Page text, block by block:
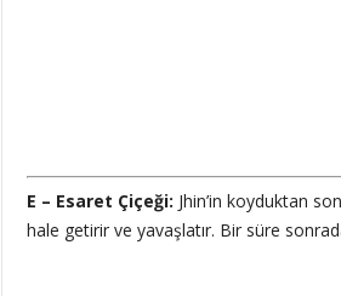
E – Esaret Çiçeği: Jhin’in koyduktan
hale getirir ve yavaşlatır. Bir süre